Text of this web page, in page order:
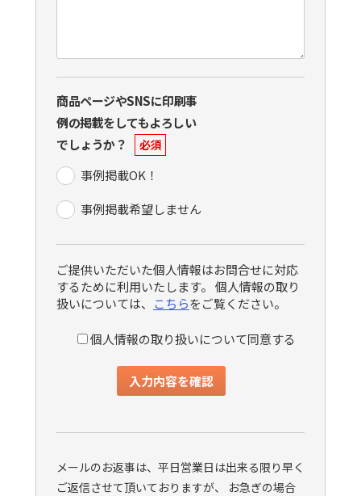
商品ページやSNSに印刷事
例の掲載をしてもよろしい
でしょうか？
必須
事例掲載OK！
事例掲載希望しません
ご提供いただいた個人情報はお問合せに対応
するために利用いたします。 個人情報の取り
扱いについては、 こちらをご覧ください。
個人情報の取り扱いについて同意する
メールのお返事は、平日営業日は出来る限り早く
ご返信させて頂いておりますが、 お急ぎの場合